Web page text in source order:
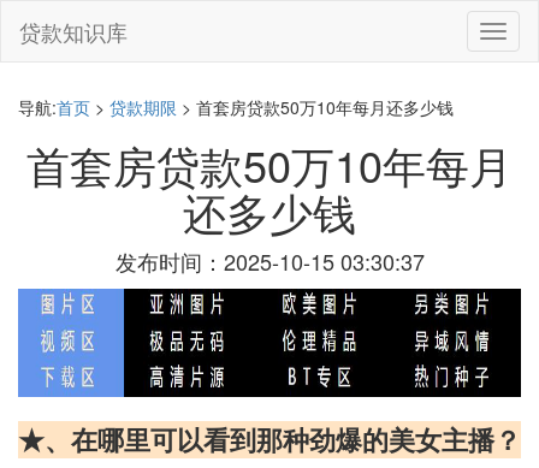
切
换
贷款知识库
导航:首页 > 贷款期限 > 首套房贷款50万10年每月还多少钱
首套房贷款50万10年每月
还多少钱
发布时间：2025-10-15 03:30:37
★、在哪里可以看到那种劲爆的美女主播？